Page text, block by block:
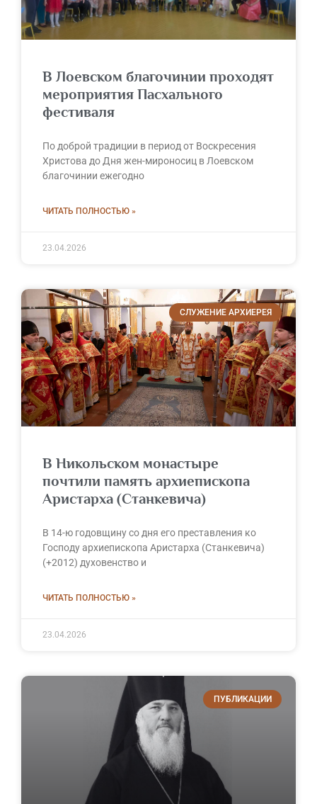
В Лоевском благочинии проходят
мероприятия Пасхального
фестиваля
По доброй традиции в период от Воскресения
Христова до Дня жен-мироносиц в Лоевском
благочинии ежегодно
ЧИТАТЬ ПОЛНОСТЬЮ »
23.04.2026
СЛУЖЕНИЕ АРХИЕРЕЯ
В Никольском монастыре
почтили память архиепископа
Аристарха (Станкевича)
В 14-ю годовщину со дня его преставления ко
Господу архиепископа Аристарха (Станкевича)
(+2012) духовенство и
ЧИТАТЬ ПОЛНОСТЬЮ »
23.04.2026
ПУБЛИКАЦИИ